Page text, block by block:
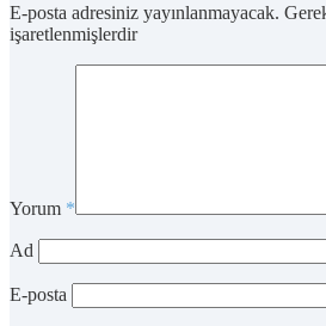
E-posta adresiniz yayınlanmayacak.
işaretlenmişlerdir
Yorum *
Ad
E-posta